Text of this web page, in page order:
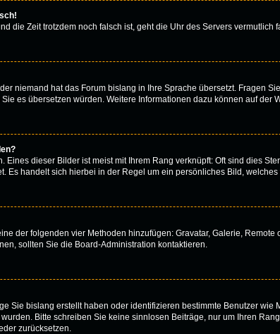
die Zeit trotzdem noch falsch ist, geht die Uhr des Servers
niemand hat das Forum bislang in Ihre Sprache übersetzt. Fragen
es übersetzen würden. Weitere Informationen dazu können auf der
dieser Bilder ist meist mit Ihrem Rang verknüpft: Oft sind dies
Es handelt sich hierbei in der Regel um ein persönliches Bild,
der folgenden vier Methoden hinzufügen: Gravatar, Galerie,
sollten Sie die Board-Administration kontaktieren.
Sie bislang erstellt haben oder identifizieren bestimmte Benutzer
Bitte schreiben Sie keine sinnlosen Beiträge, nur um Ihren
zurücksetzen.